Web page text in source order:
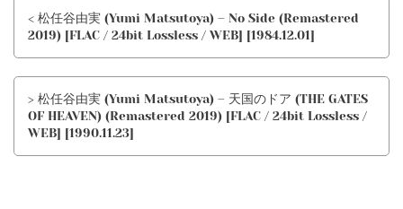
< 松任谷由実 (Yumi Matsutoya) – No Side (Remastered
2019) [FLAC / 24bit Lossless / WEB] [1984.12.01]
> 松任谷由実 (Yumi Matsutoya) – 天国のドア (THE GATES
OF HEAVEN) (Remastered 2019) [FLAC / 24bit Lossless /
WEB] [1990.11.23]